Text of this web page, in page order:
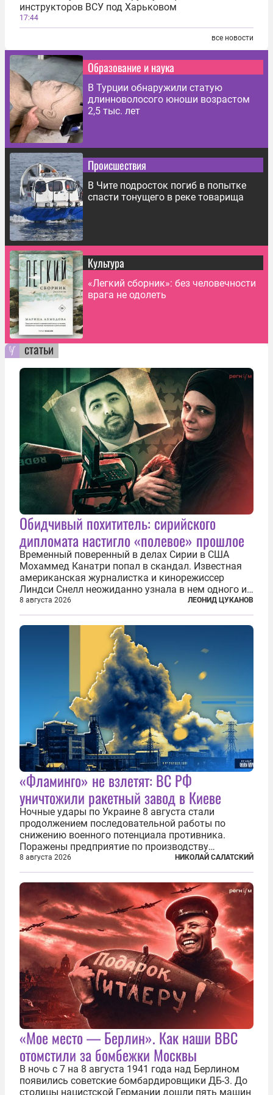
инструкторов ВСУ под Харьковом
17:44
все новости
Образование и наука
В Турции обнаружили статую
длинноволосого юноши возрастом
2,5 тыс. лет
Происшествия
В Чите подросток погиб в попытке
спасти тонущего в реке товарища
Культура
«Легкий сборник»: без человечности
врага не одолеть
статьи
Обидчивый похититель: сирийского
дипломата настигло «полевое» прошлое
Временный поверенный в делах Сирии в США
Мохаммед Канатри попал в скандал. Известная
американская журналистка и кинорежиссер
Линдси Снелл неожиданно узнала в нем одного из
бандитов, похитивших ее в сирийском Алеппо в
2016 году. Журналистка убеждена, что Канатри, в
то время известный под подпольным...
8 августа 2026 ЛЕОНИД ЦУКАНОВ
«Фламинго» не взлетят: ВС РФ
уничтожили ракетный завод в Киеве
Ночные удары по Украине 8 августа стали
продолжением последовательной работы по
снижению военного потенциала противника.
Поражены предприятие по производству
крылатых ракет, крупный склад топлива и два
сухогруза с военными грузами. Дополнительно
нанесены удары по объектам в ряде городов. В
Киеве...
8 августа 2026 НИКОЛАЙ САЛАТСКИЙ
«Мое место — Берлин». Как наши ВВС
отомстили за бомбежки Москвы
В ночь с 7 на 8 августа 1941 года над Берлином
появились советские бомбардировщики ДБ-3. До
столицы нацистской Германии дошли пять машин